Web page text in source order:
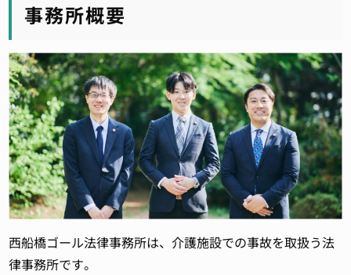
事務所概要
西船橋ゴール法律事務所は、介護施設での事故を取扱う法
律事務所です。